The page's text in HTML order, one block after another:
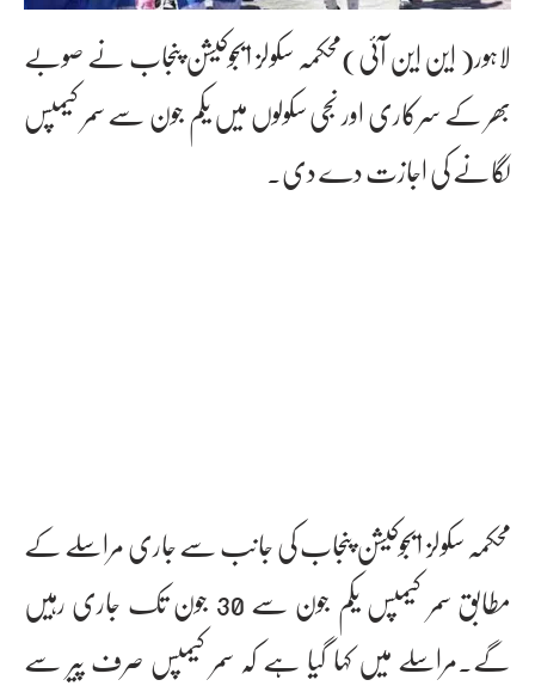
لاہور( این این آئی)محکمہ سکولز ایجوکیشن پنجاب نے صوبے
بھر کے سرکاری اور نجی سکولوں میں یکم جون سے سمر کیمپس
لگانے کی اجازت دے دی۔
محکمہ سکولز ایجوکیشن پنجاب کی جانب سے جاری مراسلے کے
مطابق سمر کیمپس یکم جون سے 30 جون تک جاری رہیں
گے۔مراسلے میں کہا گیا ہے کہ سمر کیمپس صرف پیر سے